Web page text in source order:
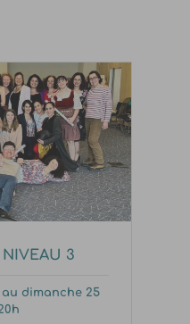
NIVEAU 3
dimanche 25